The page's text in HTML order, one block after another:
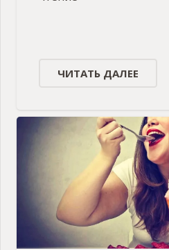
ЧИТАТЬ ДАЛЕЕ